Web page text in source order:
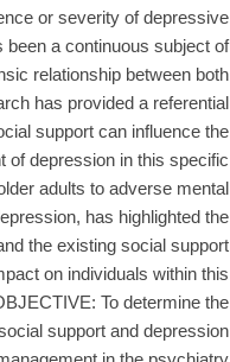
or severity of depressive
a continuous subject of
relationship between both
has provided a referential
support can influence the
of depression in this specific
adults to adverse mental
has highlighted the
the existing social support
on individuals within this
To determine the
support and depression